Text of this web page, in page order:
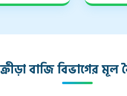
ক্রীড়া বাজি বিভাগের মূল